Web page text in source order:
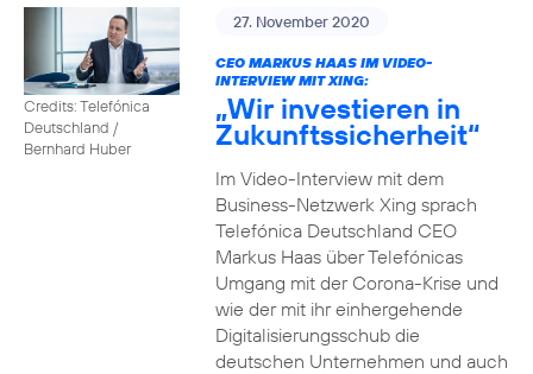
Credits: Telefónica
Deutschland /
Bernhard Huber
27. November 2020
CEO MARKUS HAAS IM VIDEO-
INTERVIEW MIT XING:
„Wir investieren in
Zukunftssicherheit“
Im Video-Interview mit dem
Business-Netzwerk Xing sprach
Telefónica Deutschland CEO
Markus Haas über Telefónicas
Umgang mit der Corona-Krise und
wie der mit ihr einhergehende
Digitalisierungsschub die
deutschen Unternehmen und auch